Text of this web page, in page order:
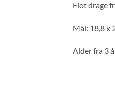
Flot drage
Mål: 18,8 x
Alder fra 3